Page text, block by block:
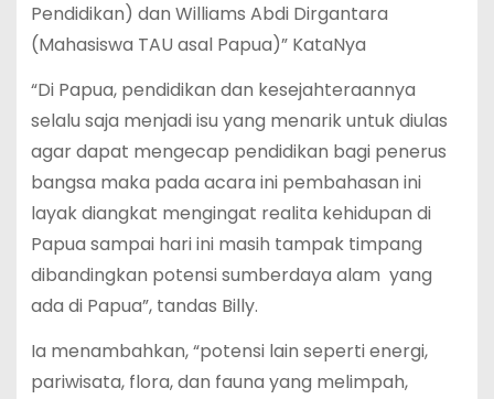
Pendidikan) dan Williams Abdi Dirgantara
(Mahasiswa TAU asal Papua)” KataNya
“Di Papua, pendidikan dan kesejahteraannya
selalu saja menjadi isu yang menarik untuk diulas
agar dapat mengecap pendidikan bagi penerus
bangsa maka pada acara ini pembahasan ini
layak diangkat mengingat realita kehidupan di
Papua sampai hari ini masih tampak timpang
dibandingkan potensi sumberdaya alam yang
ada di Papua”, tandas Billy.
Ia menambahkan, “potensi lain seperti energi,
pariwisata, flora, dan fauna yang melimpah,